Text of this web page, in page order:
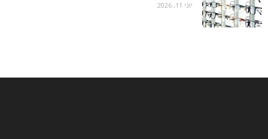
יוני 11, 2026